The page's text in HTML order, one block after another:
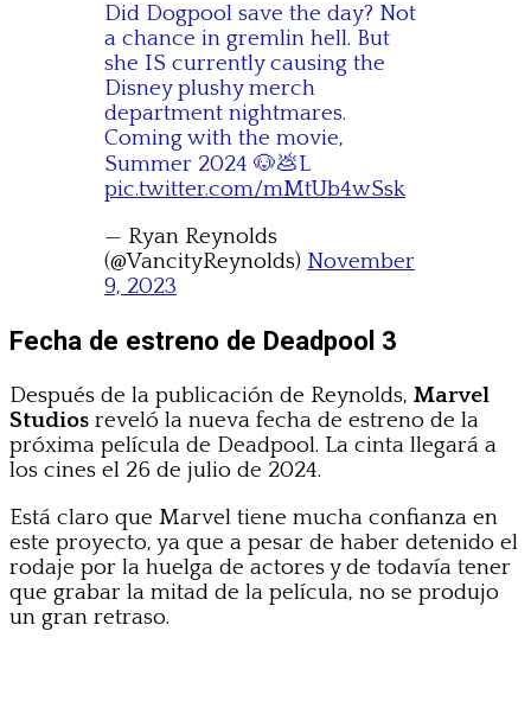
Did Dogpool save the day? Not
a chance in gremlin hell. But
she IS currently causing the
Disney plushy merch
department nightmares.
Coming with the movie,
Summer 2024 🐶💩L
pic.twitter.com/mMtUb4wSsk
— Ryan Reynolds
(@VancityReynolds) November
9, 2023
Fecha de estreno de Deadpool 3
Después de la publicación de Reynolds, Marvel
Studios reveló la nueva fecha de estreno de la
próxima película de Deadpool. La cinta llegará a
los cines el 26 de julio de 2024.
Está claro que Marvel tiene mucha confianza en
este proyecto, ya que a pesar de haber detenido el
rodaje por la huelga de actores y de todavía tener
que grabar la mitad de la película, no se produjo
un gran retraso.